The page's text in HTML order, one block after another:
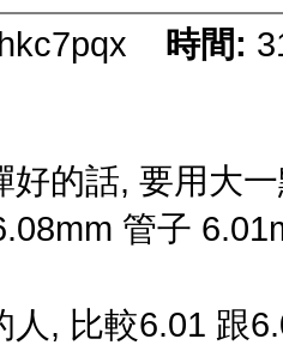
時間:
好的話, 要用大
管子
人, 比較6.01 跟